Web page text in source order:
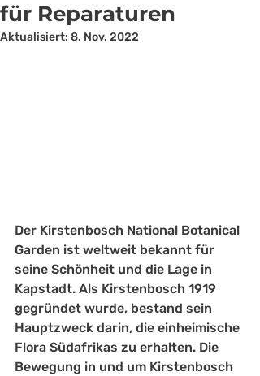
für Reparaturen
Aktualisiert: 8. Nov. 2022
Der Kirstenbosch National Botanical
Garden ist weltweit bekannt für
seine Schönheit und die Lage in
Kapstadt. Als Kirstenbosch 1919
gegründet wurde, bestand sein
Hauptzweck darin, die einheimische
Flora Südafrikas zu erhalten. Die
Bewegung in und um Kirstenbosch